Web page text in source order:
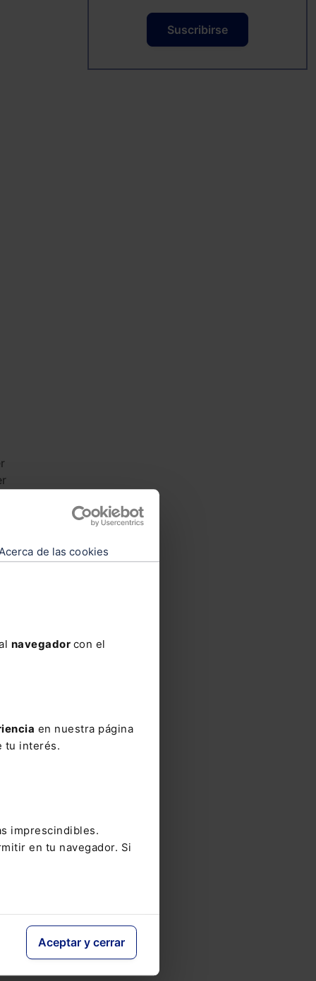
de las cookies
navegador con el
en nuestra página
tu interés.
imprescindibles.
en tu navegador. Si
Aceptar y cerrar
Suscribirse